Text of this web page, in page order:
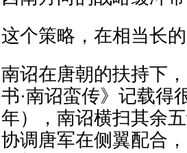
这个策略，在相当长
南诏在唐朝的扶持下
书·南诏蛮传》记载得
年），南诏横扫其余
协调唐军在侧翼配合